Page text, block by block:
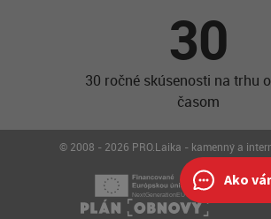
30
30 ročné skúsenosti na trhu
časom
© 2008 - 2026 PRO.Laika - kamenný a
Ako